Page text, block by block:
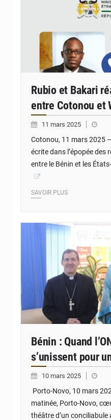
Rubio et Bakari
entre Cotonou et
11 mars 2025
Cotonou, 11 mars 2025
écrite dans l’épopée
entre le Bénin et les
SAVOIR PLUS
Bénin : Quand
s’unissent pour
10 mars 2025
Porto-Novo, 10 mars
matinée, Porto-Novo,
théâtre d’un conciliabule